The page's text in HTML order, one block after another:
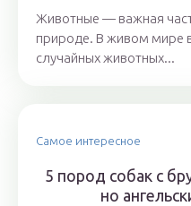
Животные — важная
природе. В живом мире
случайных животных...
Самое интересное
5 пород собак с
но